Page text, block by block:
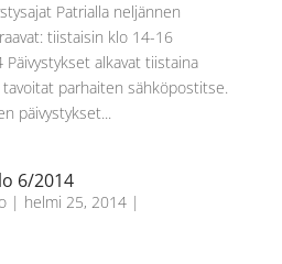
Patrialla neljännen
tiistaisin klo 14-16
alkavat tiistaina
parhaiten sähköpostitse.
päivystykset...
6/2014
| helmi 25, 2014|